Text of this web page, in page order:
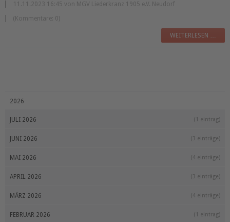
11.11.2023 16:45 von MGV Liederkranz 1905 e.V. Neudorf
(Kommentare: 0)
WEITERLESEN …
2026
JULI 2026 (1 eintrag)
JUNI 2026 (3 einträge)
MAI 2026 (4 einträge)
APRIL 2026 (3 einträge)
MÄRZ 2026 (4 einträge)
FEBRUAR 2026 (1 eintrag)